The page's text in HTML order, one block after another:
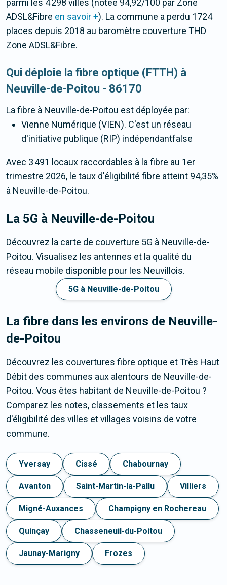
parmi les 4 298 villes (notée 94,92/100 par Zone
ADSL&Fibre en savoir +). La commune a perdu 1724
places depuis 2018 au baromètre couverture THD
Zone ADSL&Fibre.
Qui déploie la fibre optique (FTTH) à
Neuville-de-Poitou - 86170
La fibre à Neuville-de-Poitou est déployée par:
Vienne Numérique (VIEN). C'est un réseau
d'initiative publique (RIP) indépendantfalse
Avec 3 491 locaux raccordables à la fibre au 1er
trimestre 2026, le taux d'éligibilité fibre atteint 94,35%
à Neuville-de-Poitou.
La 5G à Neuville-de-Poitou
Découvrez la carte de couverture 5G à Neuville-de-
Poitou. Visualisez les antennes et la qualité du
réseau mobile disponible pour les Neuvillois.
5G à Neuville-de-Poitou
La fibre dans les environs de Neuville-
de-Poitou
Découvrez les couvertures fibre optique et Très Haut
Débit des communes aux alentours de Neuville-de-
Poitou. Vous êtes habitant de Neuville-de-Poitou ?
Comparez les notes, classements et les taux
d'éligibilité des villes et villages voisins de votre
commune.
Yversay Cissé Chabournay
Avanton Saint-Martin-la-Pallu Villiers
Migné-Auxances Champigny en Rochereau
Quinçay Chasseneuil-du-Poitou
Jaunay-Marigny Frozes